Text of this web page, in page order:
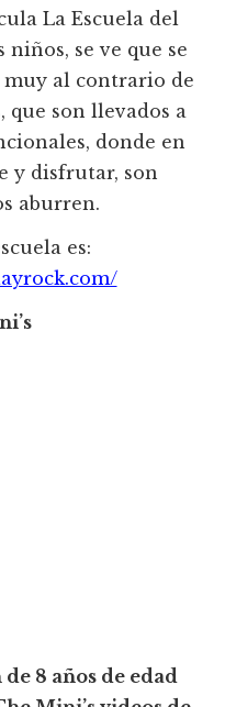
La Escuela del
niños, se ve que se
al contrario de
que son llevados a
donde en
y disfrutar, son
aburren.
es:
8 años de edad